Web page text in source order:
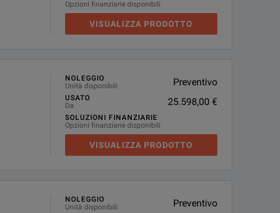
Opzioni finanziarie disponibili
VISUALIZZA PRODOTTO
NOLEGGIO
Unità disponibili
Preventivo
USATO
Da
25.598,00 €
SOLUZIONI FINANZIARIE
Opzioni finanziarie disponibili
VISUALIZZA PRODOTTO
NOLEGGIO
Unità disponibili
Preventivo